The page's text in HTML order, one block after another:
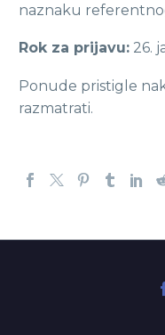
naznaku
Rok za prijavu: 26.
Ponude pristigle
razmatrati.